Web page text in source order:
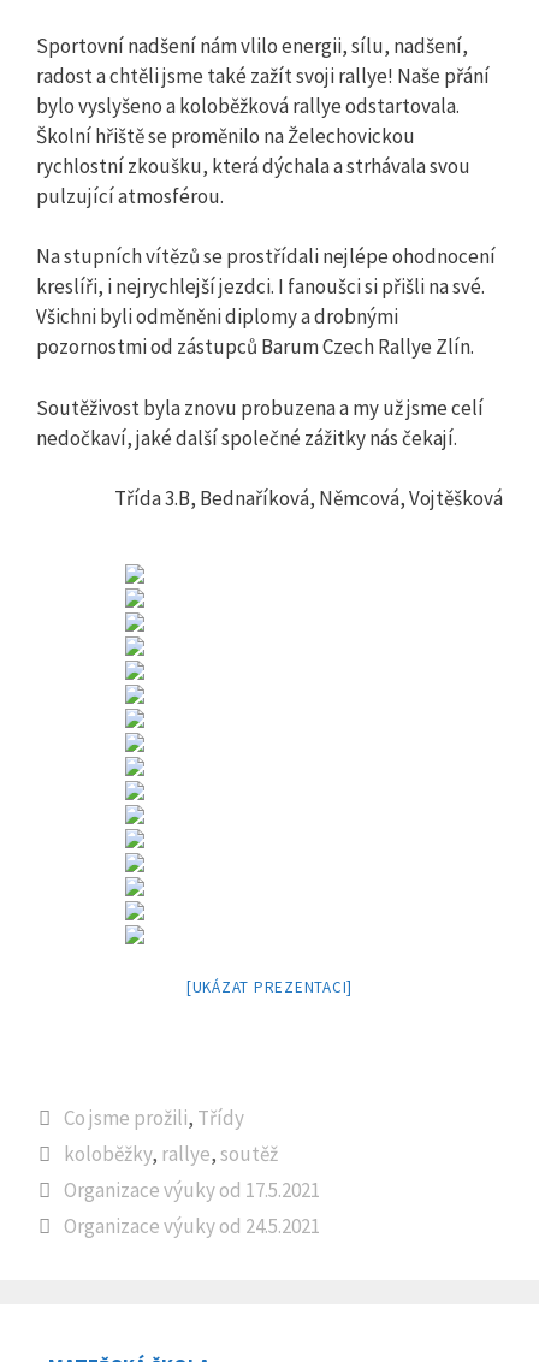
Sportovní nadšení nám vlilo energii, sílu, nadšení,
radost a chtěli jsme také zažít svoji rallye! Naše přání
bylo vyslyšeno a koloběžková rallye odstartovala.
Školní hřiště se proměnilo na Želechovickou
rychlostní zkoušku, která dýchala a strhávala svou
pulzující atmosférou.
Na stupních vítězů se prostřídali nejlépe ohodnocení
kreslíři, i nejrychlejší jezdci. I fanoušci si přišli na své.
Všichni byli odměněni diplomy a drobnými
pozornostmi od zástupců Barum Czech Rallye Zlín.
Soutěživost byla znovu probuzena a my už jsme celí
nedočkaví, jaké další společné zážitky nás čekají.
Třída 3.B, Bednaříková, Němcová, Vojtěšková
[UKÁZAT PREZENTACI]
Rubriky
Co jsme prožili, Třídy
Štítky
koloběžky, rallye,soutěž
Organizace výuky od 17.5.2021
Organizace výuky od 24.5.2021